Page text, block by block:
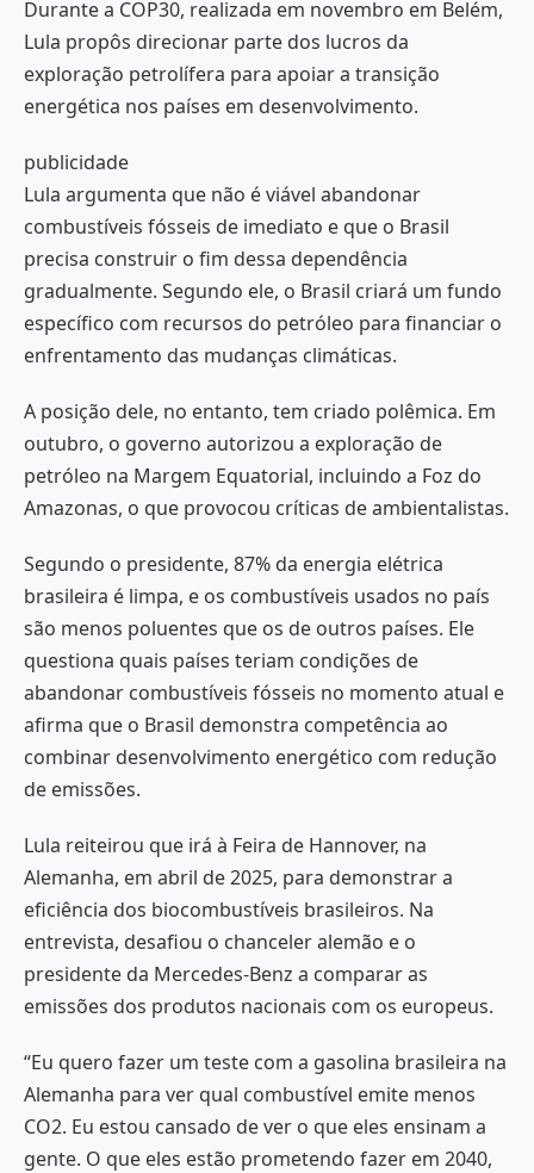
Durante a COP30, realizada em novembro em Belém,
Lula propôs direcionar parte dos lucros da
exploração petrolífera para apoiar a transição
energética nos países em desenvolvimento.
publicidade
Lula argumenta que não é viável abandonar
combustíveis fósseis de imediato e que o Brasil
precisa construir o fim dessa dependência
gradualmente. Segundo ele, o Brasil criará um fundo
específico com recursos do petróleo para financiar o
enfrentamento das mudanças climáticas.
A posição dele, no entanto, tem criado polêmica. Em
outubro, o governo autorizou a exploração de
petróleo na Margem Equatorial, incluindo a Foz do
Amazonas, o que provocou críticas de ambientalistas.
Segundo o presidente, 87% da energia elétrica
brasileira é limpa, e os combustíveis usados no país
são menos poluentes que os de outros países. Ele
questiona quais países teriam condições de
abandonar combustíveis fósseis no momento atual e
afirma que o Brasil demonstra competência ao
combinar desenvolvimento energético com redução
de emissões.
Lula reiteirou que irá à Feira de Hannover, na
Alemanha, em abril de 2025, para demonstrar a
eficiência dos biocombustíveis brasileiros. Na
entrevista, desafiou o chanceler alemão e o
presidente da Mercedes-Benz a comparar as
emissões dos produtos nacionais com os europeus.
“Eu quero fazer um teste com a gasolina brasileira na
Alemanha para ver qual combustível emite menos
CO2. Eu estou cansado de ver o que eles ensinam a
gente. O que eles estão prometendo fazer em 2040,